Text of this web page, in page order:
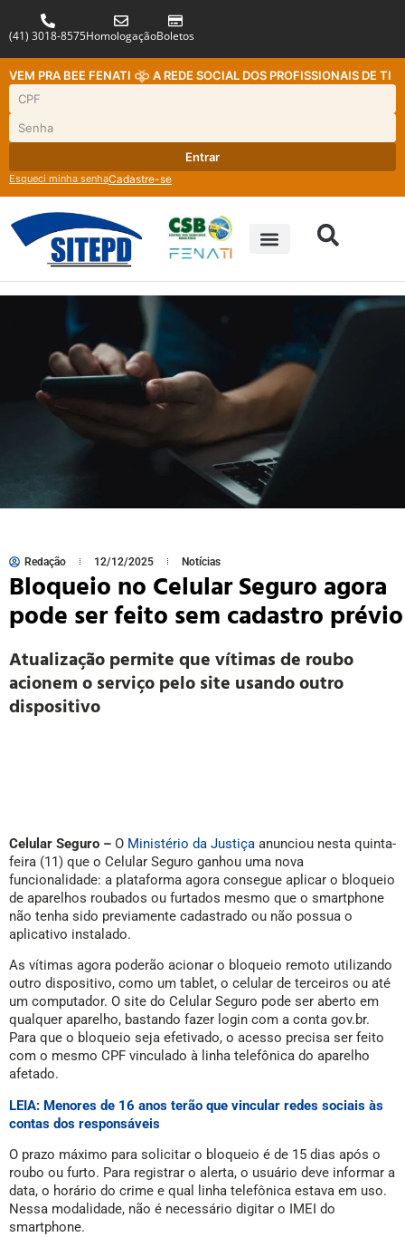
(41) 3018-8575HomologaçãoBoletos
VEM PRA BEE FENATI A REDE SOCIAL DOS PROFISSIONAIS DE TI
Entrar
Esqueci minha senhaCadastre-se
Redação 12/12/2025 Notícias
Bloqueio no Celular Seguro agora
pode ser feito sem cadastro prévio
Atualização permite que vítimas de roubo
acionem o serviço pelo site usando outro
dispositivo
Celular Seguro – O Ministério da Justiça anunciou nesta quinta-
feira (11) que o Celular Seguro ganhou uma nova
funcionalidade: a plataforma agora consegue aplicar o bloqueio
de aparelhos roubados ou furtados mesmo que o smartphone
não tenha sido previamente cadastrado ou não possua o
aplicativo instalado.
As vítimas agora poderão acionar o bloqueio remoto utilizando
outro dispositivo, como um tablet, o celular de terceiros ou até
um computador. O site do Celular Seguro pode ser aberto em
qualquer aparelho, bastando fazer login com a conta gov.br.
Para que o bloqueio seja efetivado, o acesso precisa ser feito
com o mesmo CPF vinculado à linha telefônica do aparelho
afetado.
LEIA: Menores de 16 anos terão que vincular redes sociais às
contas dos responsáveis
O prazo máximo para solicitar o bloqueio é de 15 dias após o
roubo ou furto. Para registrar o alerta, o usuário deve informar a
data, o horário do crime e qual linha telefônica estava em uso.
Nessa modalidade, não é necessário digitar o IMEI do
smartphone.